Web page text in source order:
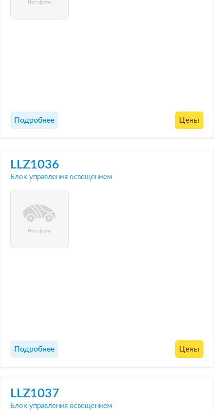
Подробнее Цены
LLZ1036
Блок управления освещением
Подробнее Цены
LLZ1037
Блок управления освещением